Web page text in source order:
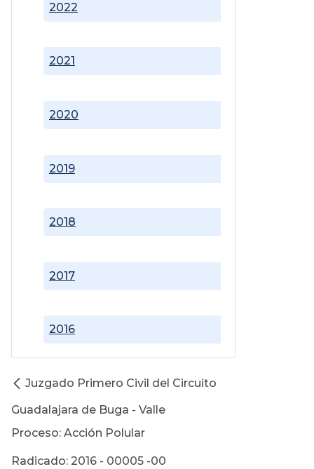
2016
2017
2018
2019
2020
2021
2022
Juzgado Primero Civil del Circuito
Guadalajara de Buga - Valle
Proceso: Acción Polular
Radicado: 2016 - 00005 -00